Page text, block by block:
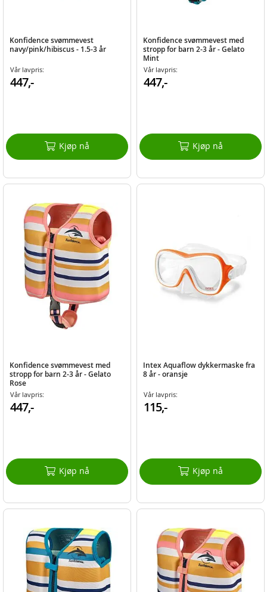
Konfidence svømmevest
navy/pink/hibiscus - 1.5-3 år
Vår lavpris:
447,-
Kjøp nå
Konfidence svømmevest med
stropp for barn 2-3 år - Gelato
Mint
Vår lavpris:
447,-
Kjøp nå
Konfidence svømmevest med
stropp for barn 2-3 år - Gelato
Rose
Vår lavpris:
447,-
Kjøp nå
Intex Aquaflow dykkermaske fra
8 år - oransje
Vår lavpris:
115,-
Kjøp nå